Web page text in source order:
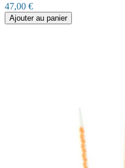
47,00 €
Ajouter au panier